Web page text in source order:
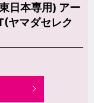
日本専用) アー
ヤマダセレク